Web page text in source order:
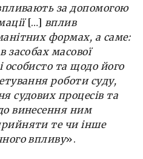
за допомогою
[…] вплив
формах, а саме:
засобах масової
особисто та щодо його
роботи суду,
судових процесів та
винесення ним
те чи інше
впливу».